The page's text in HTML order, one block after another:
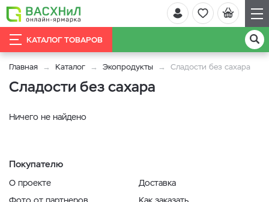
КАТАЛОГ ТОВАРОВ
Главная Каталог Экопродукты Сладости без сахара
Сладости без сахара
Ничего не найдено
Покупателю
О проекте
Доставка